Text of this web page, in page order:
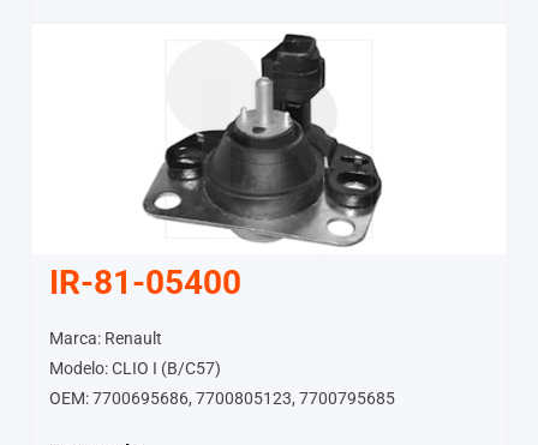
IR-81-05400
Marca: Renault
Modelo: CLIO I (B/C57)
OEM: 7700695686, 7700805123, 7700795685